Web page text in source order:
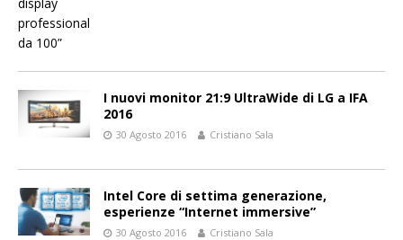
I nuovi monitor 21:9 UltraWide di LG a IFA
2016
30 Agosto 2016 Cristiano Sala
Intel Core di settima generazione,
esperienze “Internet immersive”
30 Agosto 2016 Cristiano Sala